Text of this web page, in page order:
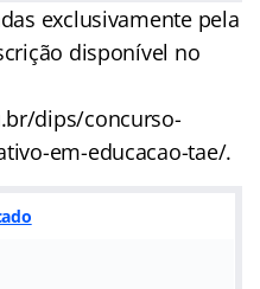
exclusivamente pela
disponível no
dips/concurso-
em-educacao-tae/.